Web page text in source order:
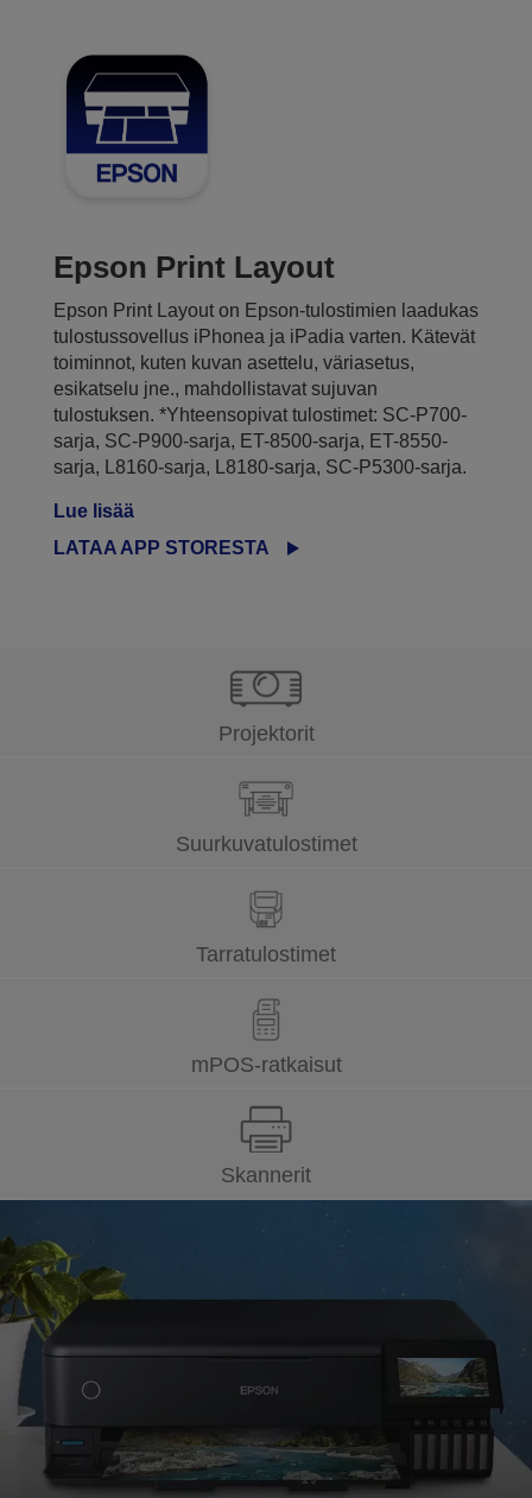
Epson Print Layout
Epson Print Layout on Epson-tulostimien laadukas
tulostussovellus iPhonea ja iPadia varten. Kätevät
toiminnot, kuten kuvan asettelu, väriasetus,
esikatselu jne., mahdollistavat sujuvan
tulostuksen. *Yhteensopivat tulostimet: SC-P700-
sarja, SC-P900-sarja, ET-8500-sarja, ET-8550-
sarja, L8160-sarja, L8180-sarja, SC-P5300-sarja.
Lue lisää
LATAA APP STORESTA
Projektorit
Suurkuvatulostimet
Tarratulostimet
mPOS-ratkaisut
Skannerit